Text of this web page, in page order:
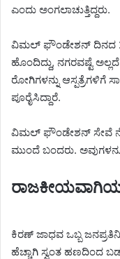
ಎಂದು ಅಂಗಲಾಚುತ್ತಿದ್ದರು.
ವಿಮಲ್ ಫೌಂಡೇಶನ್ ದಿನದ
ಹೊಂದಿದ್ದು, ನಗರವಷ್ಟೆ
ರೋಗಿಗಳನ್ನು ಆಸ್ಪತ್ರೆಗಳಿಗೆ
ಪೂರೈಸಿದ್ದಾರೆ.
ವಿಮಲ್ ಫೌಂಡೇಶನ್ ಸೇವೆ
ಮುಂದೆ ಬಂದರು.
ಕಿರಣ್ ಜಾಧವ ಒಬ್ಬ
ಹೆಚ್ಚಾಗಿ ಸ್ವಂತ ಹಣದಿಂದ